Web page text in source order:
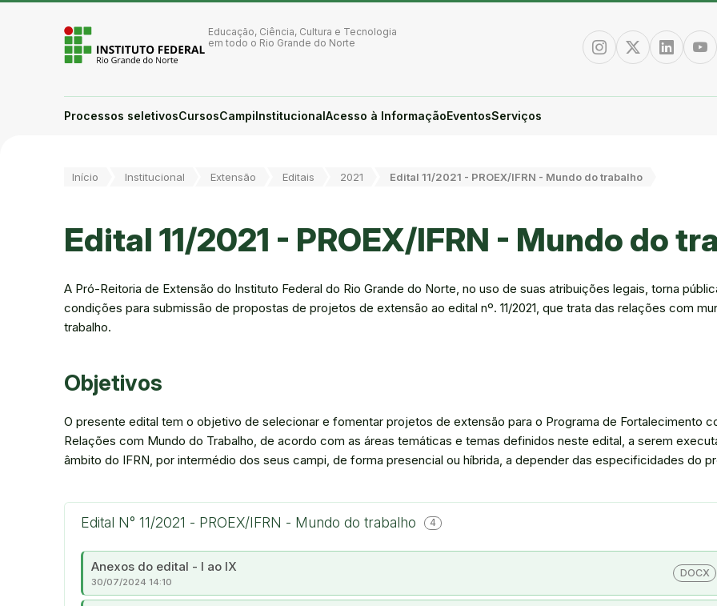
Ir para a página inicial
Ir para a busca
Ir para o menu principal
Ir para o conteúdo
Alto contraste
Login da Área Administrativa
Educação, Ciência, Cultura e Tecnologia
em todo o Rio Grande do Norte
InstagramTwitter/XLinkedin
Processos seletivosCursosCampiInstitucionalAcesso à InformaçãoEventosServiços
Você está aqui:
Início Institucional Extensão Editais 2021 Edital 11/2021 - PROEX/IFRN - Mundo do trabalho
Edital 11/2021 - PROEX/IFRN - Mundo do
A Pró-Reitoria de Extensão do Instituto Federal do Rio Grande do Norte, no uso de suas atribuições legais, torna
condições para submissão de propostas de projetos de extensão ao edital nº. 11/2021, que trata das relações com
trabalho.
Objetivos
O presente edital tem o objetivo de selecionar e fomentar projetos de extensão para o Programa de Fortalecimento
Relações com Mundo do Trabalho, de acordo com as áreas temáticas e temas definidos neste edital, a serem
âmbito do IFRN, por intermédio dos seus campi, de forma presencial ou híbrida, a depender das especificidades do
Edital N° 11/2021 - PROEX/IFRN - Mundo do trabalho 4
Anexos do edital - I ao IX DOCX
30/07/2024 14:10